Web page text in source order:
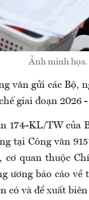
Ảnh minh họa.
văn gửi các Bộ,
giai đoạn 2026 -
174-KL/TW của
tại Công văn
cơ quan thuộc
ương báo cáo về
có và đề xuất